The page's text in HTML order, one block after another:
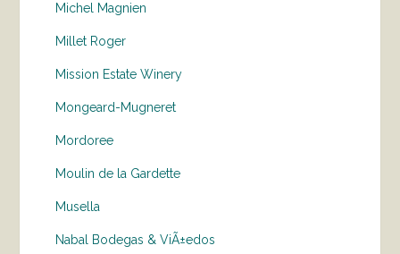
Michel Magnien
Millet Roger
Mission Estate Winery
Mongeard-Mugneret
Mordoree
Moulin de la Gardette
Musella
Nabal Bodegas & ViÃ±edos